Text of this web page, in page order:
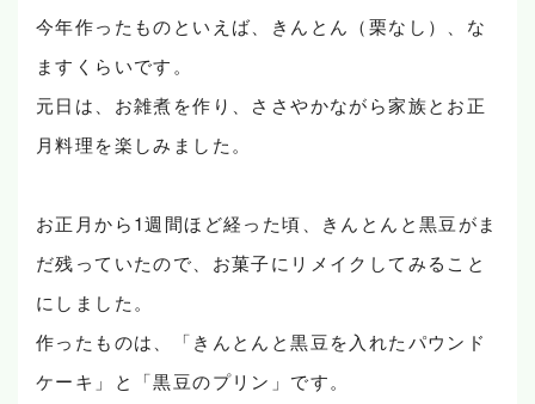
今年作ったものといえば、きんとん（栗なし）、な
ますくらいです。
元日は、お雑煮を作り、ささやかながら家族とお正
月料理を楽しみました。
お正月から1週間ほど経った頃、きんとんと黒豆がま
だ残っていたので、お菓子にリメイクしてみること
にしました。
作ったものは、「きんとんと黒豆を入れたパウンド
ケーキ」と「黒豆のプリン」です。